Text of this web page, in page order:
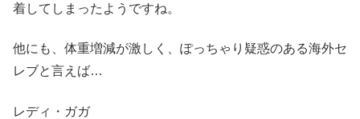
着してしまったようですね。
他にも、体重増減が激しく、ぽっちゃり疑惑のある海外セ
レブと言えば…
レディ・ガガ